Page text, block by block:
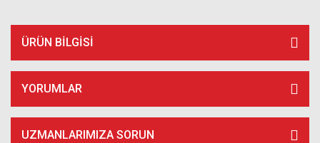
ÜRÜN BILGISI
YORUMLAR
UZMANLARIMIZA SORUN